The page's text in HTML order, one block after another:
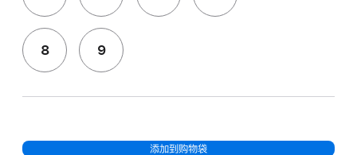
8 9
添加到购物袋